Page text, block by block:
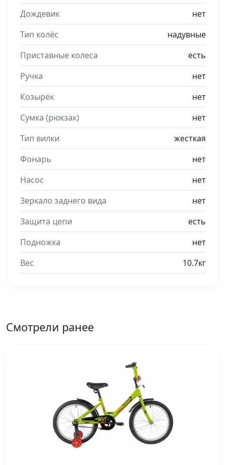
Дождевик
нет
Тип колёс
надувные
Приставные колеса
есть
Ручка
нет
Козырёк
нет
Сумка (рюкзак)
нет
Тип вилки
жесткая
Фонарь
нет
Насос
нет
Зеркало заднего вида
нет
Защита цепи
есть
Подножка
нет
Вес
10.7кг
Смотрели ранее